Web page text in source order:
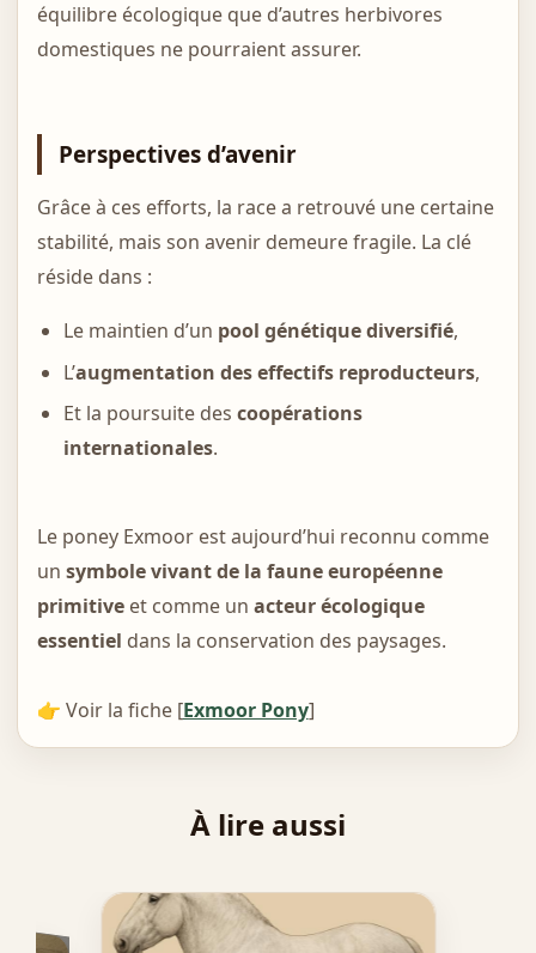
équilibre écologique que d’autres herbivores
domestiques ne pourraient assurer.
Perspectives d’avenir
Grâce à ces efforts, la race a retrouvé une certaine
stabilité, mais son avenir demeure fragile. La clé
réside dans :
Le maintien d’un pool génétique diversifié,
L’augmentation des effectifs reproducteurs,
Et la poursuite des coopérations
internationales.
Le poney Exmoor est aujourd’hui reconnu comme
un symbole vivant de la faune européenne
primitiveet comme un acteur écologique
essentiel dans la conservation des paysages.
👉 Voir la fiche [Exmoor Pony]
À lire aussi